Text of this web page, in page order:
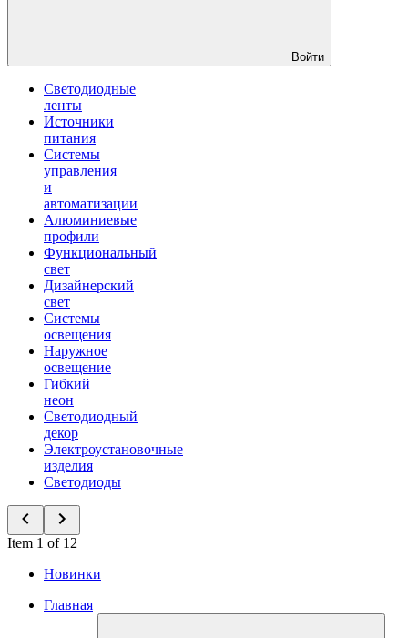
Войти
Светодиодные
ленты
Источники
питания
Системы
управления
и
автоматизации
Алюминиевые
профили
Функциональный
свет
Дизайнерский
свет
Системы
освещения
Наружное
освещение
Гибкий
неон
Светодиодный
декор
Электроустановочные
изделия
Светодиоды
Item 1 of 12
Новинки
Главная